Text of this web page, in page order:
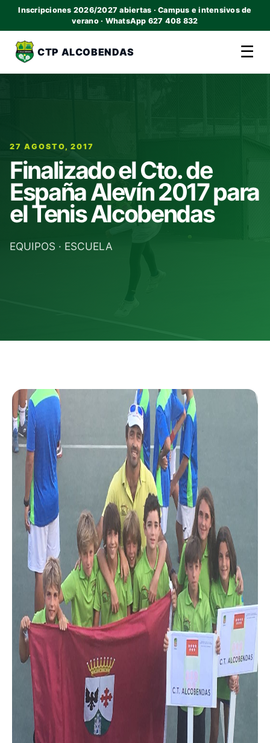
Inscripciones 2026/2027 abiertas · Campus e intensivos de
verano · WhatsApp 627 408 832
CTP ALCOBENDAS ☰
27 AGOSTO, 2017
Finalizado el Cto. de
España Alevín 2017 para
el Tenis Alcobendas
EQUIPOS · ESCUELA